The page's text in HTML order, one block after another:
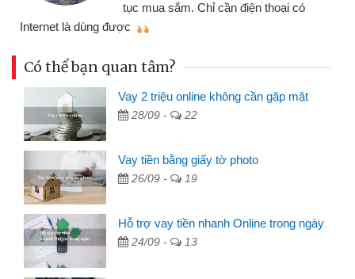
tục mua sắm. Chỉ cần điện thoại có
Internet là dùng được
Có thể bạn quan tâm?
Vay 2 triệu online không cần gặp mặt
28/09 - 22
Vay tiền bằng giấy tờ photo
26/09 - 19
Hỗ trợ vay tiền nhanh Online trong ngày
24/09 - 13